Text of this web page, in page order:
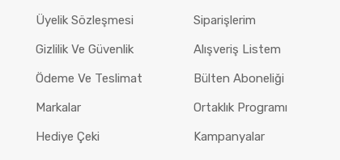
Üyelik Sözleşmesi
Gizlilik Ve Güvenlik
Ödeme Ve Teslimat
Markalar
Hediye Çeki
Siparişlerim
Alışveriş Listem
Bülten Aboneliği
Ortaklık Programı
Kampanyalar